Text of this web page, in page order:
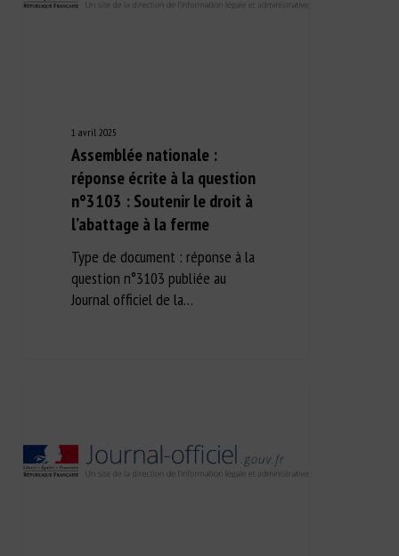
1 avril 2025
Assemblée nationale :
réponse écrite à la question
n°3103 : Soutenir le droit à
l’abattage à la ferme
Type de document : réponse à la
question n°3103 publiée au
Journal officiel de la…